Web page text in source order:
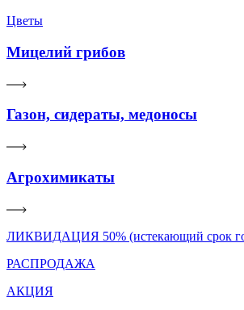
Цветы
Мицелий грибов
Газон, сидераты, медоносы
Агрохимикаты
ЛИКВИДАЦИЯ 50% (истекающий срок
РАСПРОДАЖА
АКЦИЯ